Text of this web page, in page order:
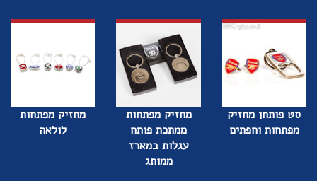
סט פותחן מחזיק
מפתחות וחפתים
מחזיק מפתחות
ממתכת פותח
עגלות במארז
ממותג
מחזיק מפתחות
לולאה